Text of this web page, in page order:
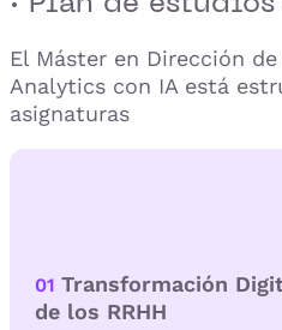
El Máster en Dirección
Analytics con IA está
asignaturas
01 Transformación
de los RRHH